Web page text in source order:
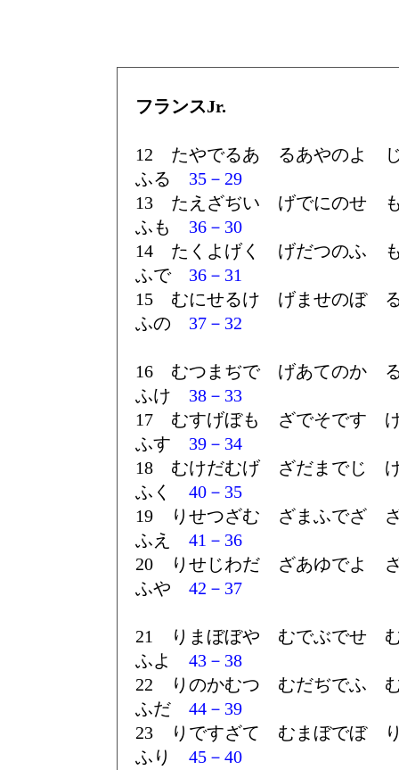
フランスJr.
12 たやでるあ るあやのよ
ふる 35－29
13 たえざぢい げでにのせ
ふも 36－30
14 たくよげく げだつのふ
ふで 36－31
15 むにせるけ げませのぼ
ふの 37－32
16 むつまぢで げあてのか
ふけ 38－33
17 むすげぼも ざでそです
ふす 39－34
18 むけだむげ ざだまでじ
ふく 40－35
19 りせつざむ ざまふでざ
ふえ 41－36
20 りせじわだ ざあゆでよ
ふや 42－37
21 りまぼぼや むでぶでせ
ふよ 43－38
22 りのかむつ むだぢでふ
ふだ 44－39
23 りですざて むまぼでぼ
ふり 45－40